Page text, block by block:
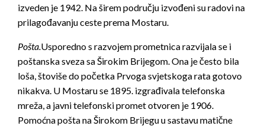
izveden je 1942. Na širem području izvođeni su radovi na
prilagođavanju ceste prema Mostaru.
Pošta.Usporedno s razvojem prometnica razvijala se i
poštanska sveza sa Širokim Brijegom. Ona je često bila
loša, štoviše do početka Prvoga svjetskoga rata gotovo
nikakva. U Mostaru se 1895. izgrađivala telefonska
mreža, a javni telefonski promet otvoren je 1906.
Pomoćna pošta na Širokom Brijegu u sastavu matične